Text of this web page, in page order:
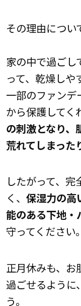
その理由につい
家の中で過ごし
って、乾燥しや
一部のファンデ
から保護してく
の刺激となり、
荒れてしまった
したがって、
く、 保湿力の高
能のある下地・
守ってください。
正月休みも、お
過ごせるように
う。